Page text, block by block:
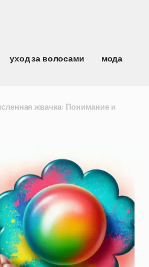
уход за волосами
мода
жвачка: Понимание и